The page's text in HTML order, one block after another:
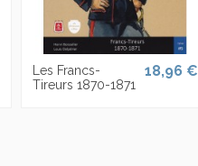
Les Francs-
Tireurs 1870-1871
18,96 €